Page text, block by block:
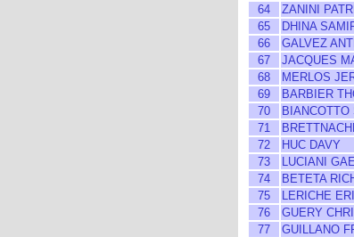
64
ZANINI
65
DHINA
66
GALVEZ
67
JACQUES
68
MERLOS
69
BARBIER
70
BIANCOTTO
71
72
HUC DAVY
73
LUCIANI
74
BETETA
75
LERICHE
76
GUERY
77
GUILLANO